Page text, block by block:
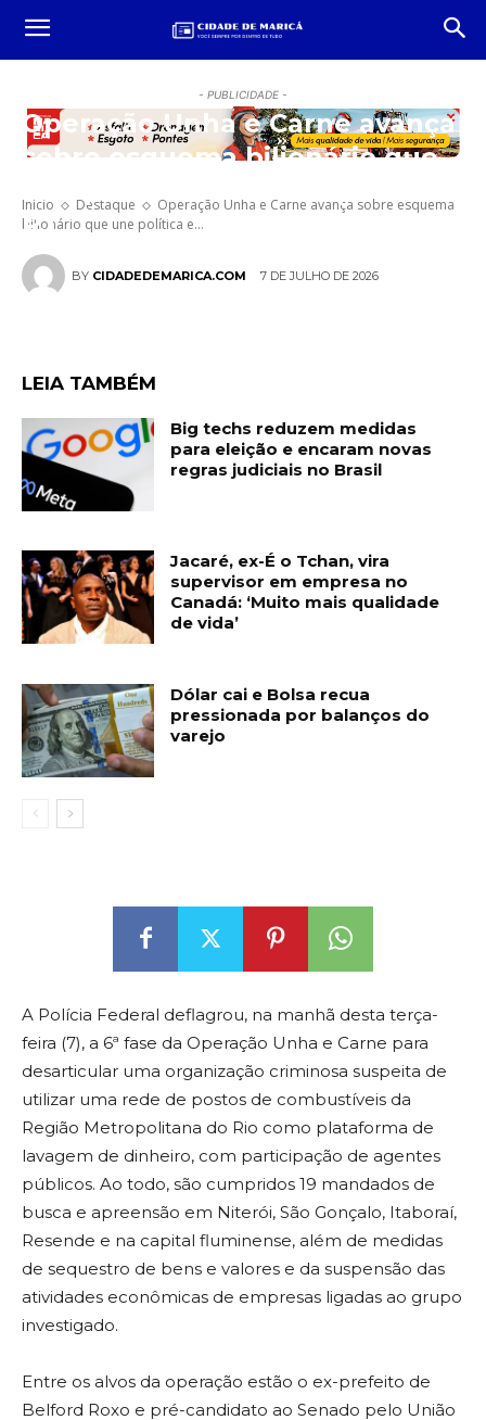
- PUBLICIDADE -
Início Destaque
Operação Unha e Carne avança sobre esquema
bilionário que une política e...
BY CIDADEDEMARICA.COM 7 DE JULHO DE 2026
Operação Unha e Carne avança
sobre esquema bilionário que
une política e rede de postos no
RJ
LEIA TAMBÉM
Big techs reduzem medidas
para eleição e encaram novas
regras judiciais no Brasil
Jacaré, ex-É o Tchan, vira
supervisor em empresa no
Canadá: ‘Muito mais qualidade
de vida’
Dólar cai e Bolsa recua
pressionada por balanços do
varejo
A Polícia Federal deflagrou, na manhã desta terça-
feira (7), a 6ª fase da Operação Unha e Carne para
desarticular uma organização criminosa suspeita de
utilizar uma rede de postos de combustíveis da
Região Metropolitana do Rio como plataforma de
lavagem de dinheiro, com participação de agentes
públicos. Ao todo, são cumpridos 19 mandados de
busca e apreensão em Niterói, São Gonçalo, Itaboraí,
Resende e na capital fluminense, além de medidas
de sequestro de bens e valores e da suspensão das
atividades econômicas de empresas ligadas ao grupo
investigado.
Entre os alvos da operação estão o ex-prefeito de
Belford Roxo e pré-candidato ao Senado pelo União